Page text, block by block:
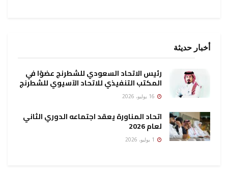
أخبار حديثة
رئيس الاتحاد السعودي للشطرنج عضوًا في
المكتب التنفيذي للاتحاد الآسيوي للشطرنج
اتحاد المناورة يعقد اجتماعه الدوري الثاني
لعام 2026